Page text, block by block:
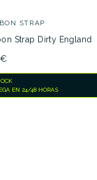
STRAP
Strap Dirty England
EN 24/48 HORAS